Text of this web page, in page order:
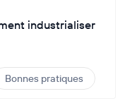
industrialiser
Bonnes pratiques